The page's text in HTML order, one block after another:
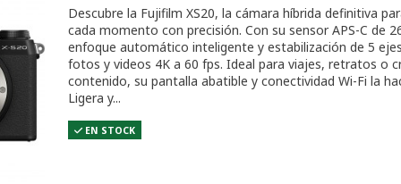
Descubre la Fujifilm XS20, la cámara híbrida definitiva
cada momento con precisión. Con su sensor APS-C de
enfoque automático inteligente y estabilización de 5
fotos y videos 4K a 60 fps. Ideal para viajes, retratos o
contenido, su pantalla abatible y conectividad Wi-Fi la
Ligera y...
EN STOCK